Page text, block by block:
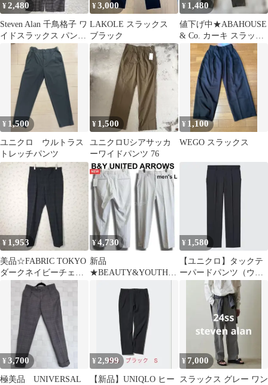
¥2,480
Steven Alan 千鳥格子 ワ
イドスラックス パンツ
M ウール100%
¥3,000
LAKOLE スラックス
ブラック
¥ 1,480
値下げ中★ABAHOUSE
& Co. カーキ スラック
ス パンツ
¥ 1,500
ユニクロ ウルトラス
トレッチパンツ
¥ 1,500
ユニクロUシアサッカ
ーワイドパンツ 76
¥ 1,100
WEGO スラックス
¥ 1,953
美品☆FABRIC TOKYO
ダークネイビーチェッ
ク スラックス M位
¥4,730
新品
★BEAUTY&YOUTH
スリムパンツ ストレ
¥ 1,580
【ユニクロ】タックテ
ーパードパンツ（ウル
トラライト・ワイドフ
ィット）
¥3,700
極美品 UNIVERSAL
¥2,999
【新品】UNIQLO ヒー
¥7,000
スラックス グレー ワン